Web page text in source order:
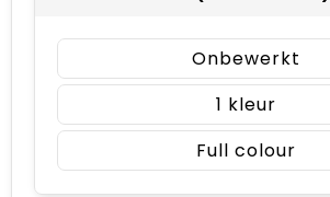
Onbewerkt
1
Full colour